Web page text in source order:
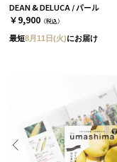
DEAN & DELUCA / パール
￥9,900 （税込）
最短8月11日(火)にお届け